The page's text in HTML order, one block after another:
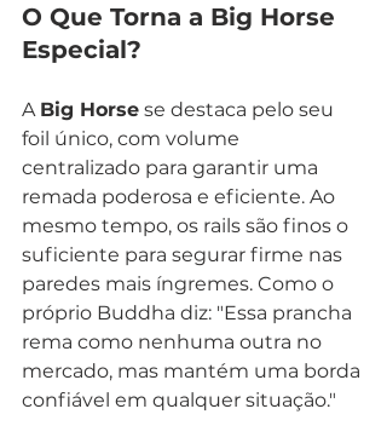
O Que Torna a Big Horse
Especial?
A Big Horse se destaca pelo seu
foil único, com volume
centralizado para garantir uma
remada poderosa e eficiente. Ao
mesmo tempo, os rails são finos o
suficiente para segurar firme nas
paredes mais íngremes. Como o
próprio Buddha diz: "Essa prancha
rema como nenhuma outra no
mercado, mas mantém uma borda
confiável em qualquer situação."